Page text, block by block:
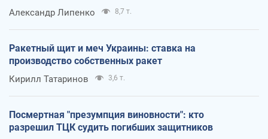
Александр Липенко 8,7 т.
Ракетный щит и меч Украины: ставка на
производство собственных ракет
Кирилл Татаринов 3,6 т.
Посмертная "презумпция виновности": кто
разрешил ТЦК судить погибших защитников